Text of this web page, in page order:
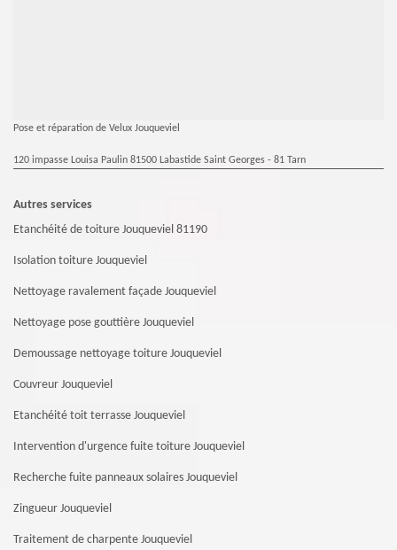
Pose et réparation de Velux Jouqueviel
120 impasse Louisa Paulin 81500 Labastide Saint Georges - 81 Tarn
Autres services
Etanchéité de toiture Jouqueviel 81190
Isolation toiture Jouqueviel
Nettoyage ravalement façade Jouqueviel
Nettoyage pose gouttière Jouqueviel
Demoussage nettoyage toiture Jouqueviel
Couvreur Jouqueviel
Etanchéité toit terrasse Jouqueviel
Intervention d'urgence fuite toiture Jouqueviel
Recherche fuite panneaux solaires Jouqueviel
Zingueur Jouqueviel
Traitement de charpente Jouqueviel